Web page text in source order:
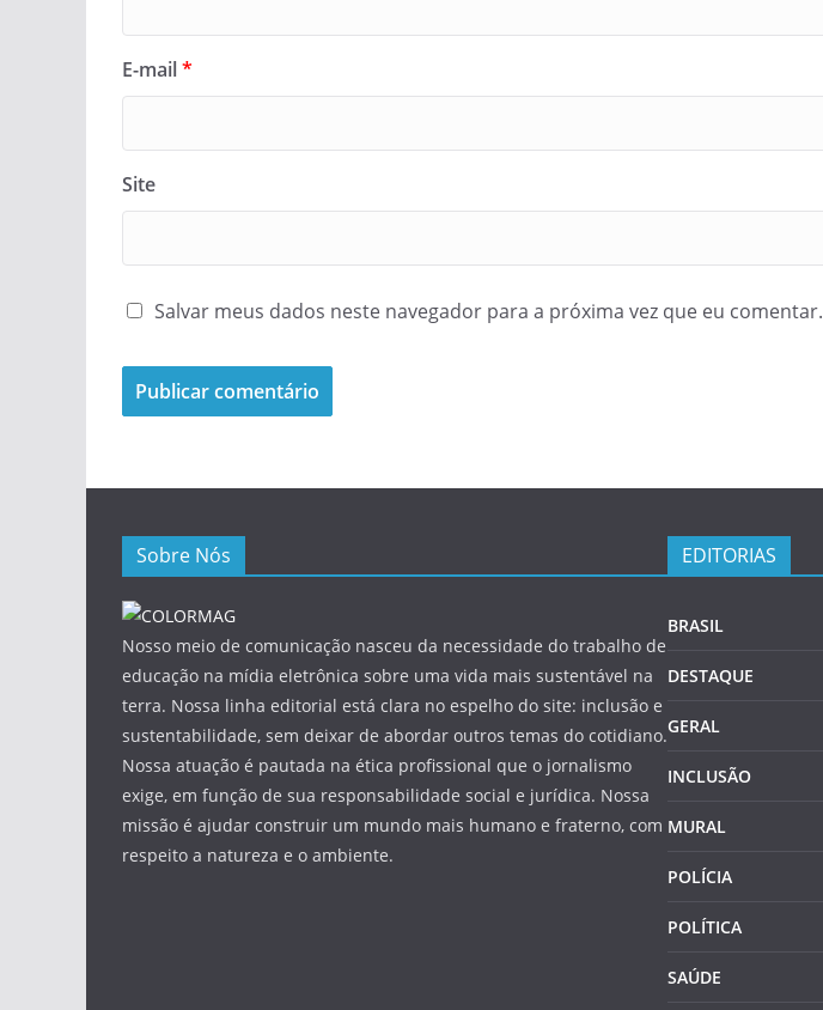
E-mail*
Site
Salvar meus dados neste navegador para a próxima vez que eu comentar.
Sobre Nós
Nosso meio de comunicação nasceu da necessidade do trabalho de
educação na mídia eletrônica sobre uma vida mais sustentável na
terra. Nossa linha editorial está clara no espelho do site: inclusão e
sustentabilidade, sem deixar de abordar outros temas do cotidiano.
Nossa atuação é pautada na ética profissional que o jornalismo
exige, em função de sua responsabilidade social e jurídica. Nossa
missão é ajudar construir um mundo mais humano e fraterno, com
respeito a natureza e o ambiente.
EDITORIAS
BRASIL
DESTAQUE
GERAL
INCLUSÃO
MURAL
POLÍCIA
POLÍTICA
SAÚDE